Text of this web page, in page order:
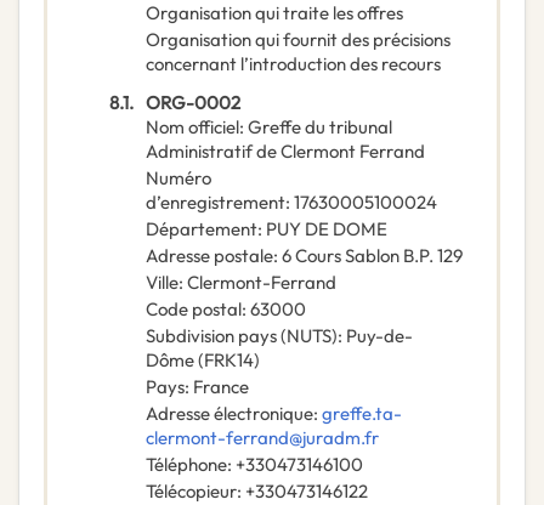
Organisation qui traite les offres
Organisation qui fournit des précisions
concernant l’introduction des recours
8.1. ORG-0002
Nom officiel: Greffe du tribunal
Administratif de Clermont Ferrand
Numéro
d’enregistrement: 17630005100024
Département: PUY DE DOME
Adresse postale: 6 Cours Sablon B.P. 129
Ville: Clermont-Ferrand
Code postal: 63000
Subdivision pays (NUTS): Puy-de-
Dôme(FRK14)
Pays: France
Adresse électronique: greffe.ta-
clermont-ferrand@juradm.fr
Téléphone: +330473146100
Télécopieur: +330473146122